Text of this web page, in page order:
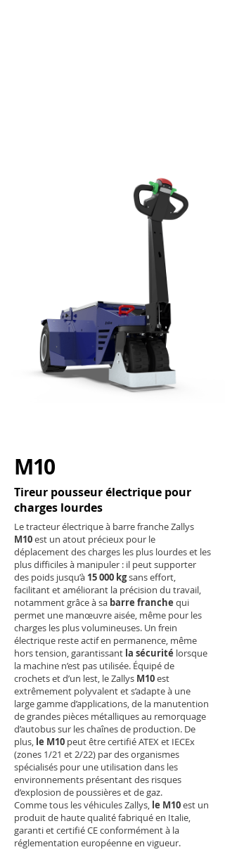
M10
Tireur pousseur électrique pour
charges lourdes
Le tracteur électrique à barre franche Zallys
M10est un atout précieux pour le
déplacement des charges les plus lourdes et les
plus difficiles à manipuler : il peut supporter
des poids jusqu’à 15 000 kgsans effort,
facilitant et améliorant la précision du travail,
notamment grâce à sa barre franche qui
permet une manœuvre aisée, même pour les
charges les plus volumineuses. Un frein
électrique reste actif en permanence, même
hors tension, garantissant la sécurité lorsque
la machine n’est pas utilisée. Équipé de
crochets et d’un lest, le Zallys M10est
extrêmement polyvalent et s’adapte à une
large gamme d’applications, de la manutention
de grandes pièces métalliques au remorquage
d’autobus sur les chaînes de production. De
plus, le M10 peut être certifié ATEX et IECEx
(zones 1/21 et 2/22) par des organismes
spécialisés pour une utilisation dans les
environnements présentant des risques
d’explosion de poussières et de gaz.
Comme tous les véhicules Zallys, le M10est un
produit de haute qualité fabriqué en Italie,
garanti et certifié CE conformément à la
réglementation européenne en vigueur.